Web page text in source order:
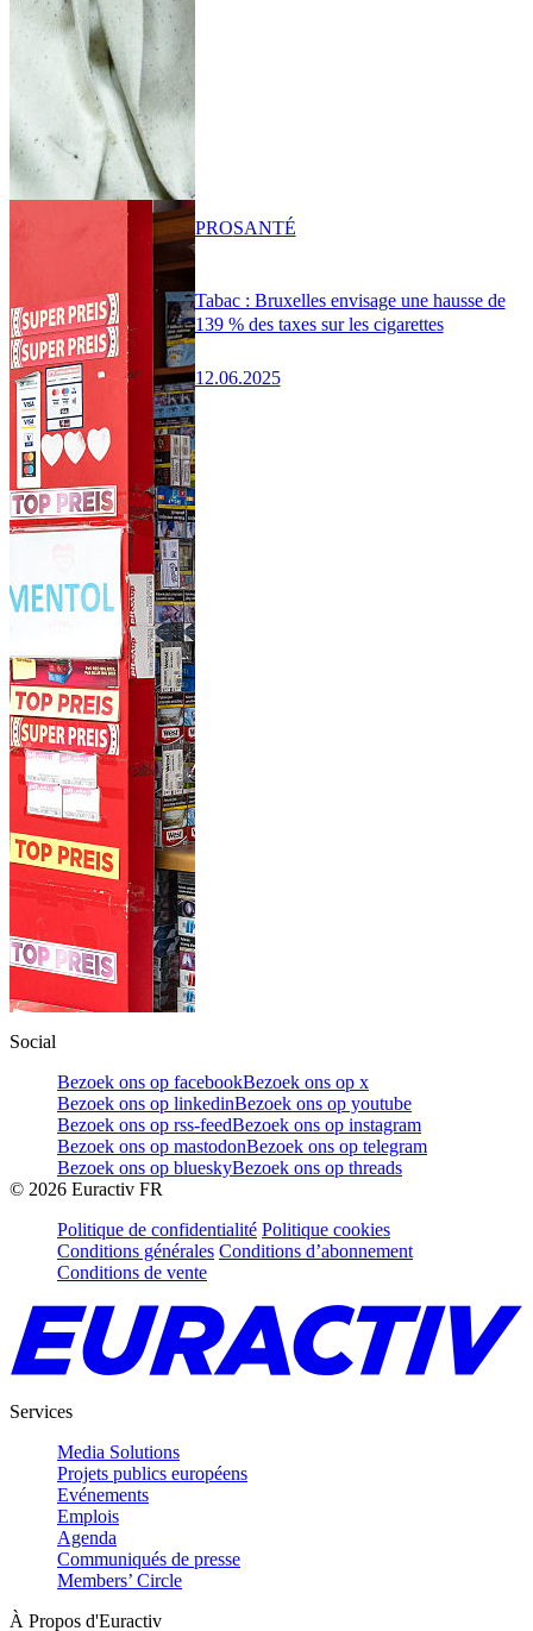
Tabac : Bruxelles envisage une hausse de
139 % des taxes sur les cigarettes
12.06.2025
PROSANTÉ
Social
Bezoek ons op facebookBezoek ons op x
Bezoek ons op linkedinBezoek ons op youtube
Bezoek ons op rss-feedBezoek ons op instagram
Bezoek ons op mastodonBezoek ons op telegram
Bezoek ons op blueskyBezoek ons op threads
© 2026 Euractiv FR
Politique de confidentialité Politique cookies
Conditions générales Conditions d’abonnement
Conditions de vente
Services
Media Solutions
Projets publics européens
Evénements
Emplois
Agenda
Communiqués de presse
Members’ Circle
À Propos d'Euractiv